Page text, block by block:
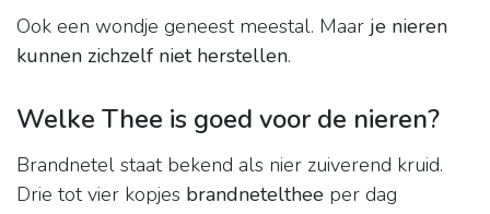
Ook een wondje geneest meestal. Maar je nieren
kunnen zichzelf niet herstellen.
Welke Thee is goed voor de nieren?
Brandnetel staat bekend als nier zuiverend kruid.
Drie tot vier kopjes brandnetelthee per dag